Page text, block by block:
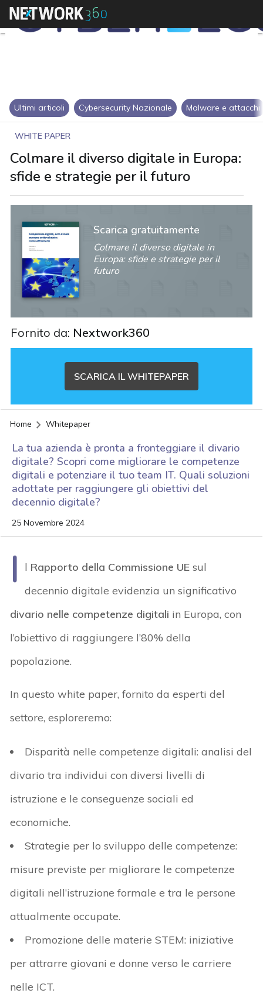
Ultimi articoli Cybersecurity Nazionale Malware e attacchi
WHITE PAPER
Colmare il diverso digitale in Europa:
sfide e strategie per il futuro
Scarica gratuitamente
Colmare il diverso digitale in
Europa: sfide e strategie per il
futuro
Fornito da: Nextwork360
SCARICA IL WHITEPAPER
Home Whitepaper
La tua azienda è pronta a fronteggiare il divario
digitale? Scopri come migliorare le competenze
digitali e potenziare il tuo team IT. Quali soluzioni
adottate per raggiungere gli obiettivi del
decennio digitale?
25 Novembre 2024
I l Rapporto della Commissione UEsul
decennio digitale evidenzia un significativo
divario nelle competenze digitali in Europa, con
l’obiettivo di raggiungere l’80% della
popolazione.
In questo white paper, fornito da esperti del
settore, esploreremo:
Disparità nelle competenze digitali: analisi del
divario tra individui con diversi livelli di
istruzione e le conseguenze sociali ed
economiche.
Strategie per lo sviluppo delle competenze:
misure previste per migliorare le competenze
digitali nell’istruzione formale e tra le persone
attualmente occupate.
Promozione delle materie STEM: iniziative
per attrarre giovani e donne verso le carriere
nelle ICT.